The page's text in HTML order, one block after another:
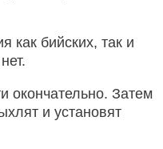
как бийских, так и
окончательно. Затем
и установят